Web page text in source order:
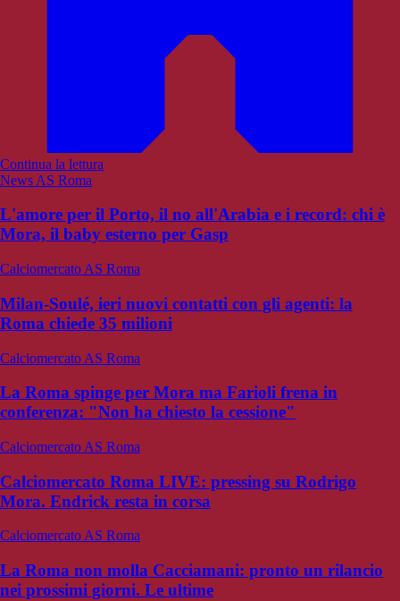
Continua la lettura
News AS Roma
L'amore per il Porto, il no all'Arabia e i record: chi è
Mora, il baby esterno per Gasp
Calciomercato AS Roma
Milan-Soulé, ieri nuovi contatti con gli agenti: la
Roma chiede 35 milioni
Calciomercato AS Roma
La Roma spinge per Mora ma Farioli frena in
conferenza: "Non ha chiesto la cessione"
Calciomercato AS Roma
Calciomercato Roma LIVE: pressing su Rodrigo
Mora. Endrick resta in corsa
Calciomercato AS Roma
La Roma non molla Cacciamani: pronto un rilancio
nei prossimi giorni. Le ultime